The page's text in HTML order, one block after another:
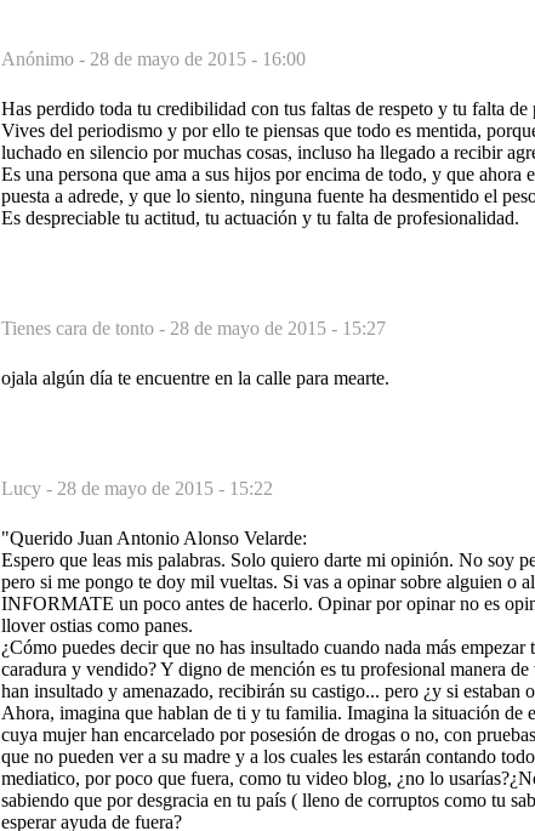
Anónimo - 28 de mayo de 2015 - 16:00
Has perdido toda tu credibilidad con tus faltas de respeto y tu falta
Vives del periodismo y por ello te piensas que todo es mentida,
luchado en silencio por muchas cosas, incluso ha llegado a recibir
Es una persona que ama a sus hijos por encima de todo, y que ahora
puesta a adrede, y que lo siento, ninguna fuente ha desmentido el
Es despreciable tu actitud, tu actuación y tu falta de profesionalidad.
Tienes cara de tonto - 28 de mayo de 2015 - 15:27
ojala algún día te encuentre en la calle para mearte.
Lucy - 28 de mayo de 2015 - 15:22
"Querido Juan Antonio Alonso Velarde:
Espero que leas mis palabras. Solo quiero darte mi opinión. No soy
pero si me pongo te doy mil vueltas. Si vas a opinar sobre alguien o
INFORMATE un poco antes de hacerlo. Opinar por opinar no es
llover ostias como panes.
¿Cómo puedes decir que no has insultado cuando nada más
caradura y vendido? Y digno de mención es tu profesional manera
han insultado y amenazado, recibirán su castigo... pero ¿y si estaban
Ahora, imagina que hablan de ti y tu familia. Imagina la situación de
cuya mujer han encarcelado por posesión de drogas o no, con
que no pueden ver a su madre y a los cuales les estarán contando
mediatico, por poco que fuera, como tu video blog, ¿no lo
sabiendo que por desgracia en tu país ( lleno de corruptos como tu
esperar ayuda de fuera?